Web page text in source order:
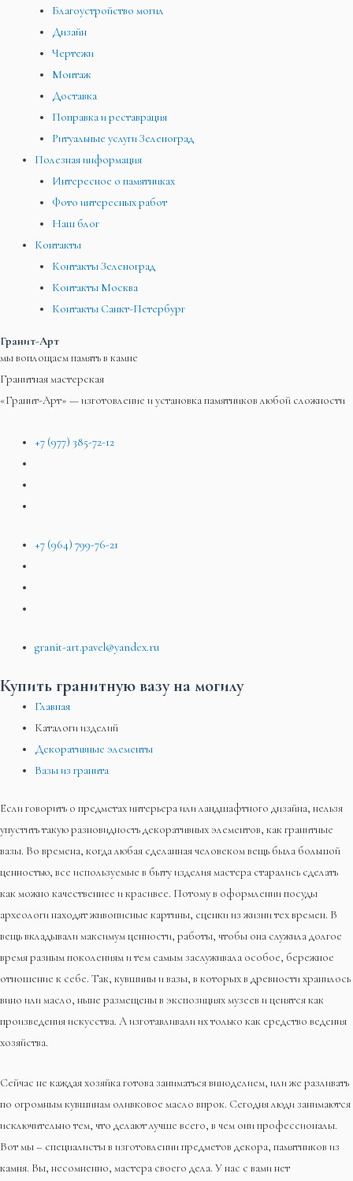
Благоустройство могил
Дизайн
Чертежи
Монтаж
Доставка
Поправка и реставрация
Ритуальные услуги Зеленоград
Полезная информация
Интересное о памятниках
Фото интересных работ
Наш блог
Контакты
Контакты Зеленоград
Контакты Москва
Контакты Санкт-Петербург
Гранит-Арт
мы воплощаем память в камне
Гранитная мастерская
«Гранит-Арт» — изготовление и установка памятников любой сложности
+7 (977) 385-72-12
+7 (964) 799-76-21
granit-art.pavel@yandex.ru
Купить гранитную вазу на могилу
Главная
Каталоги изделий
Декоративные элементы
Вазы из гранита
Если говорить о предметах интерьера или ландшафтного дизайна, нельзя
упустить такую разновидность декоративных элементов, как гранитные
вазы. Во времена, когда любая сделанная человеком вещь была большой
ценностью, все используемые в быту изделия мастера старались сделать
как можно качественнее и красивее. Потому в оформлении посуды
археологи находят живописные картины, сценки из жизни тех времен. В
вещь вкладывали максимум ценности, работы, чтобы она служила долгое
время разным поколениям и тем самым заслуживала особое, бережное
отношение к себе. Так, кувшины и вазы, в которых в древности хранилось
вино или масло, ныне размещены в экспозициях музеев и ценятся как
произведения искусства. А изготавливали их только как средство ведения
хозяйства.
Сейчас не каждая хозяйка готова заниматься виноделием, или же разливать
по огромным кувшинам оливковое масло впрок. Сегодня люди занимаются
исключительно тем, что делают лучше всего, в чем они профессионалы.
Вот мы – специалисты в изготовлении предметов декора, памятников из
камня. Вы, несомненно, мастера своего дела. У нас с вами нет